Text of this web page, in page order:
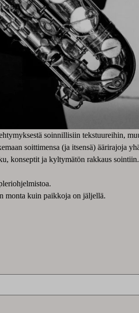
soinnillisiin tekstuureihin,
soittimensa (ja itsensä) äärirajoja
konseptit ja kyltymätön rakkaus sointiin.
monta kuin paikkoja on jäljellä.